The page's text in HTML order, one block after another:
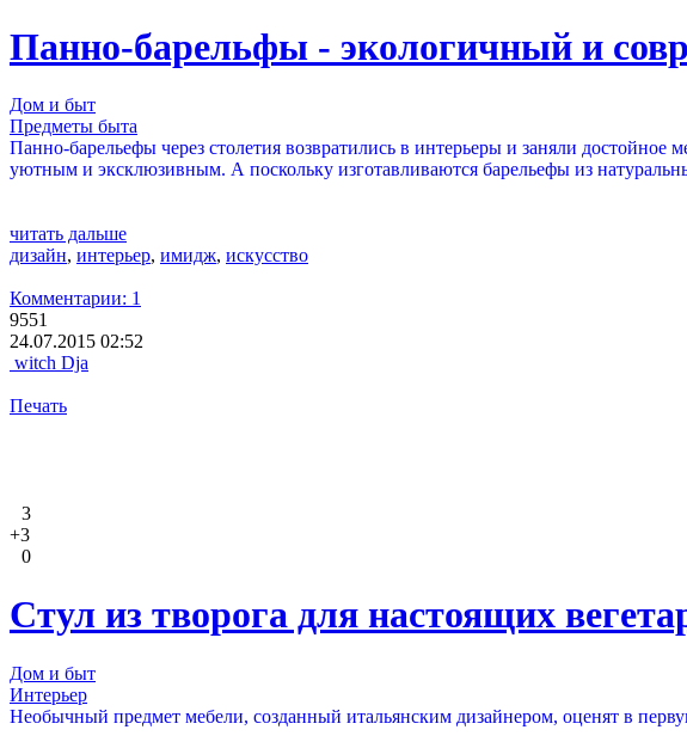
Панно-барельфы - экологичный и
Дом и быт
Предметы быта
Панно-барельефы через столетия возвратились в интерьеры и заняли
уютным и эксклюзивным. А поскольку изготавливаются барельефы из
читать дальше
дизайн, интерьер, имидж, искусство
Комментарии: 1
9551
24.07.2015 02:52
witch Dja
Печать
3
+3
0
Стул из творога для настоящих
Дом и быт
Интерьер
Необычный предмет мебели, созданный итальянским дизайнером, оценят в